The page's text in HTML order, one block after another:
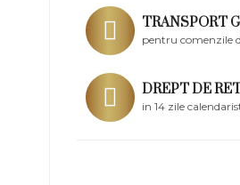
TRANSPORT
pentru comenzile
DREPT DE
in 14 zile